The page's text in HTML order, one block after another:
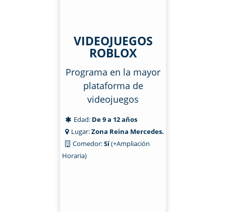
VIDEOJUEGOS
ROBLOX
Programa en la mayor
plataforma de
videojuegos
Edad: De 9 a 12 años
Lugar:Zona Reina Mercedes.
Comedor:Sí(+Ampliación
Horaria)